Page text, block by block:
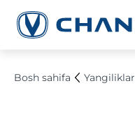
Bosh sahifa Yangiliklar